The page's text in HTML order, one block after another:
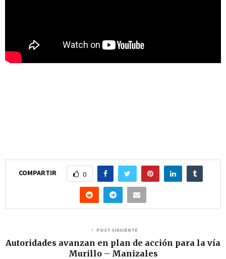
COMPARTIR 0
POST SIGUIENTE
Autoridades avanzan en plan de acción para la vía
Murillo – Manizales